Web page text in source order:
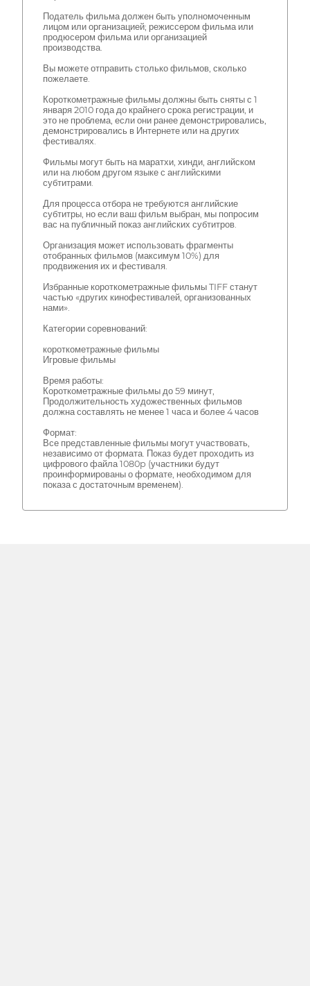
Податель фильма должен быть уполномоченным
лицом или организацией; режиссером фильма или
продюсером фильма или организацией
производства.
Вы можете отправить столько фильмов, сколько
пожелаете.
Короткометражные фильмы должны быть сняты с 1
января 2010 года до крайнего срока регистрации, и
это не проблема, если они ранее демонстрировались,
демонстрировались в Интернете или на других
фестивалях.
Фильмы могут быть на маратхи, хинди, английском
или на любом другом языке с английскими
субтитрами.
Для процесса отбора не требуются английские
субтитры, но если ваш фильм выбран, мы попросим
вас на публичный показ английских субтитров.
Организация может использовать фрагменты
отобранных фильмов (максимум 10%) для
продвижения их и фестиваля.
Избранные короткометражные фильмы TIFF станут
частью «других кинофестивалей, организованных
нами».
Категории соревнований:
короткометражные фильмы
Игровые фильмы
Время работы:
Короткометражные фильмы до 59 минут,
Продолжительность художественных фильмов
должна составлять не менее 1 часа и более 4 часов
Формат:
Все представленные фильмы могут участвовать,
независимо от формата. Показ будет проходить из
цифрового файла 1080p (участники будут
проинформированы о формате, необходимом для
показа с достаточным временем).